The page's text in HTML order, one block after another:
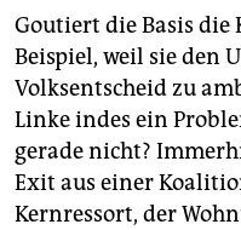
Goutiert die Basis
Beispiel, weil sie den
Volksentscheid zu
Linke indes ein
gerade nicht?
Exit aus einer
Kernressort, der